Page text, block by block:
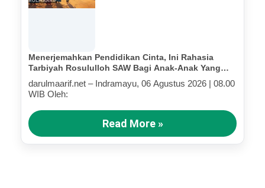
Menerjemahkan Pendidikan Cinta, Ini Rahasia
Tarbiyah Rosululloh SAW Bagi Anak-Anak Yang
Terluka (Bagian IV)
darulmaarif.net – Indramayu, 06 Agustus 2026 | 08.00
WIB Oleh:
Read More »